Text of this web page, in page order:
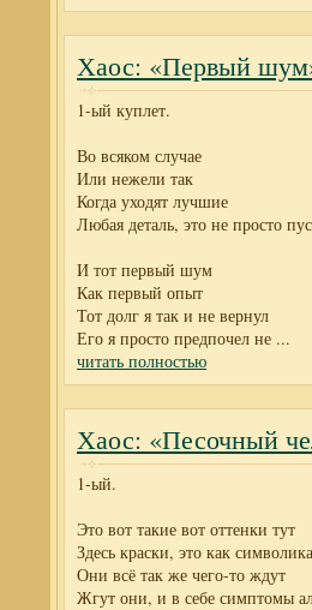
Хаос: «Первый
1-ый куплет.
Во всяком случае
Или нежели так
Когда уходят лучшие
Любая деталь, это не просто
И тот первый шум
Как первый опыт
Тот долг я так и не вернул
Его я просто предпочел не ...
читать полностью
Хаос: «Песочный
1-ый.
Это вот такие вот оттенки тут
Здесь краски, это как символика
Они всё так же чего-то ждут
Жгут они, и в себе симптомы